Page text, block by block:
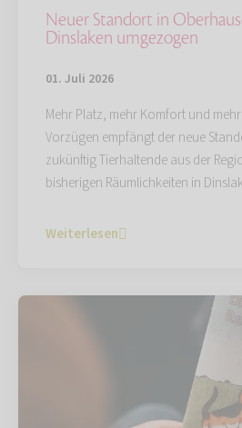
Neuer Standort in
Dinslaken umgezogen
01. Juli 2026
Mehr Platz, mehr Komfort und
Vorzügen empfängt der neue
zukünftig Tierhaltende aus der
bisherigen Räumlichkeiten in
Weiterlesen